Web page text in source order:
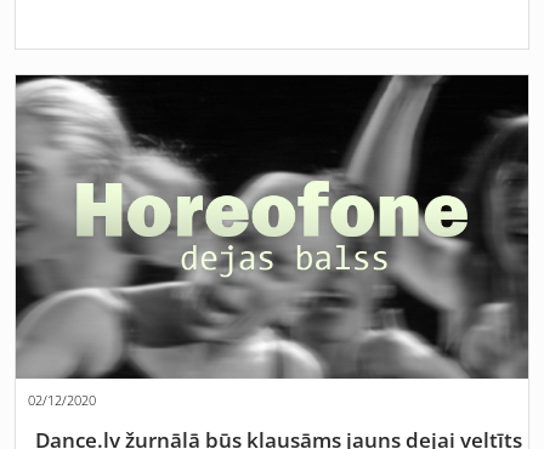
02/12/2020
Dance.lv žurnālā būs klausāms jauns dejai veltīts